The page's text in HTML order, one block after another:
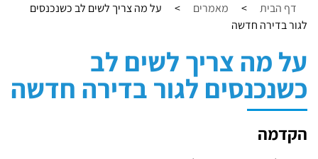
דף הבית > מאמרים >
על מה צריך לשים לב כשנכנסים
לגור בדירה חדשה
על מה צריך לשים לב
כשנכנסים לגור בדירה חדשה
הקדמה